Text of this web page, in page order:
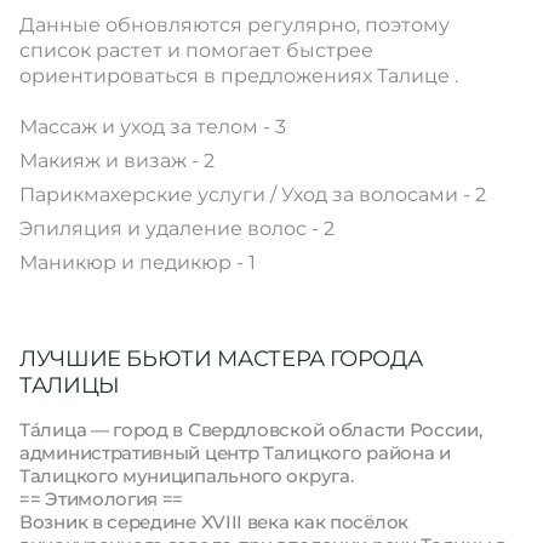
Данные обновляются регулярно, поэтому
список растет и помогает быстрее
ориентироваться в предложениях Талице .
Массаж и уход за телом - 3
Макияж и визаж - 2
Парикмахерские услуги / Уход за волосами - 2
Эпиляция и удаление волос - 2
Маникюр и педикюр - 1
ЛУЧШИЕ БЬЮТИ МАСТЕРА ГОРОДА
ТАЛИЦЫ
Та́лица — город в Свердловской области России,
административный центр Талицкого района и
Талицкого муниципального округа.
== Этимология ==
Возник в середине XVIII века как посёлок